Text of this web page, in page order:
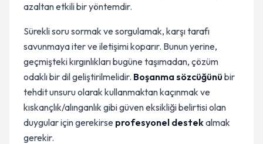
azaltan etkili bir yöntemdir.
Sürekli soru sormak ve sorgulamak, karşı tarafı
savunmaya iter ve iletişimi koparır. Bunun yerine,
geçmişteki kırgınlıkları bugüne taşımadan, çözüm
odaklı bir dil geliştirilmelidir. Boşanma sözcüğünü bir
tehdit unsuru olarak kullanmaktan kaçınmak ve
kıskançlık/alınganlık gibi güven eksikliği belirtisi olan
duygular için gerekirse profesyonel destekalmak
gerekir.